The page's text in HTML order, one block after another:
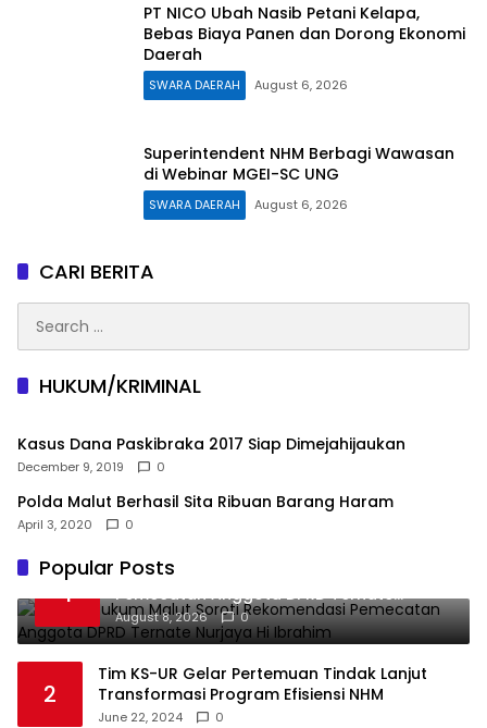
PT NICO Ubah Nasib Petani Kelapa,
Bebas Biaya Panen dan Dorong Ekonomi
Daerah
SWARA DAERAH August 6, 2026
Superintendent NHM Berbagi Wawasan
di Webinar MGEI-SC UNG
SWARA DAERAH August 6, 2026
CARI BERITA
for:
HUKUM/KRIMINAL
Kasus Dana Paskibraka 2017 Siap Dimejahijaukan
December 9, 2019 0
Polda Malut Berhasil Sita Ribuan Barang Haram
April 3, 2020 0
Popular Posts
1
Praktisi Hukum Malut Soroti Rekomendasi
Pemecatan Anggota DPRD Ternate
Nurjaya Hi Ibrahim
August 8, 2026 0
2
Tim KS-UR Gelar Pertemuan Tindak Lanjut
Transformasi Program Efisiensi NHM
June 22, 2024 0